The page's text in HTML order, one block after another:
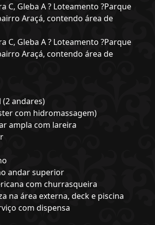
C, Gleba A ? Loteamento ?Parque
Araçá, contendo área de
C, Gleba A ? Loteamento ?Parque
Araçá, contendo área de
(2 andares)
com hidromassagem)
ampla com lareira
andar superior
com churrasqueira
na área externa, deck e piscina
com dispensa